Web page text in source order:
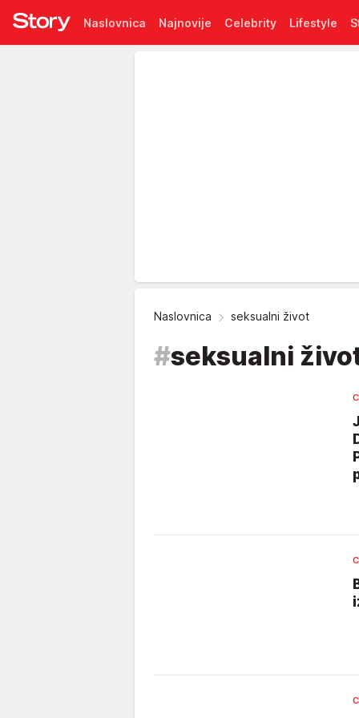
Naslovnica Najnovije Celebrity Lifestyle
Naslovnica seksualni život
#seksualni